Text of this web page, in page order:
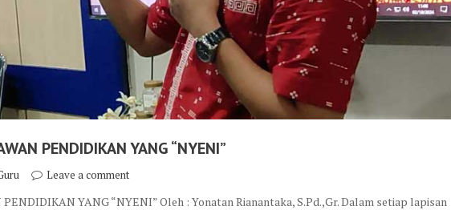
PENDIDIKAN YANG “NYENI”
Leave a comment
YANG “NYENI” Oleh : Yonatan Rianantaka, S.Pd.,Gr. Dalam setiap lapisan